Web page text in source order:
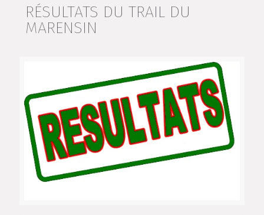
RÉSULTATS DU TRAIL DU
MARENSIN